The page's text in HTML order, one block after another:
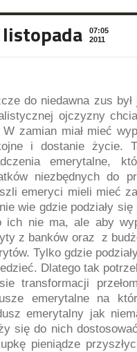
07:05
2011
do niedawna zus
ojczyzny
zamian miał mieć
i dostanie życie.
emerytalne,
niezbędnych do
emeryci mieli mieć
wie gdzie podziały
ich nie ma, ale aby
z banków oraz z
Tylko gdzie
Dlatego tak
transformacji
emerytalne na
emerytalny jak
się do nich
pieniądze